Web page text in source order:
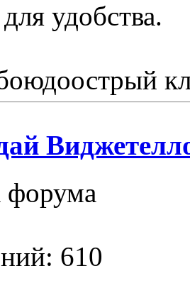
удобства.
форума
610